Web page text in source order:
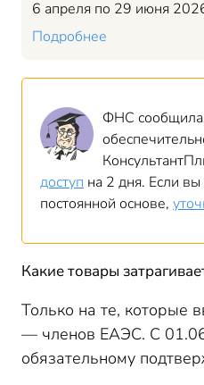
6 апреля по 29 июня
Подробнее
ФНС сообщила,
доступ на 2 дня. Если вы
постоянной основе,
Какиетовары
Только на те, которые
— членов ЕАЭС. С
обязательному